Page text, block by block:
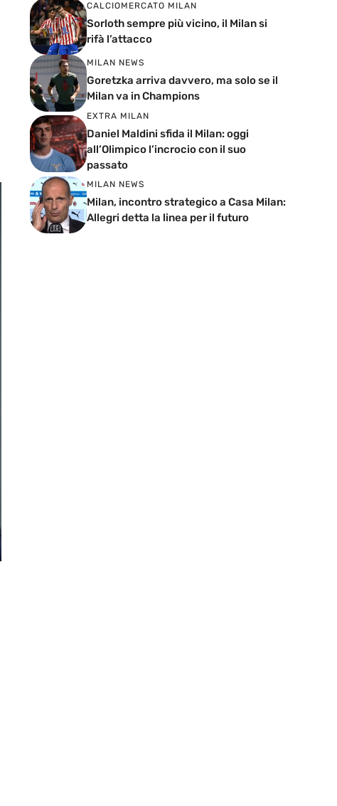
CALCIOMERCATO MILAN
Sorloth sempre più vicino, il Milan si
rifà l’attacco
MILAN NEWS
Goretzka arriva davvero, ma solo se il
Milan va in Champions
EXTRA MILAN
Daniel Maldini sfida il Milan: oggi
all’Olimpico l’incrocio con il suo
passato
MILAN NEWS
Milan, incontro strategico a Casa Milan:
Allegri detta la linea per il futuro